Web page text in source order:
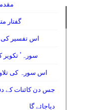
گفتار
اس تفسیر
سورہٴ تکویر
اس سورہ کی
جس دن کائنات کے
دیاجائے گا